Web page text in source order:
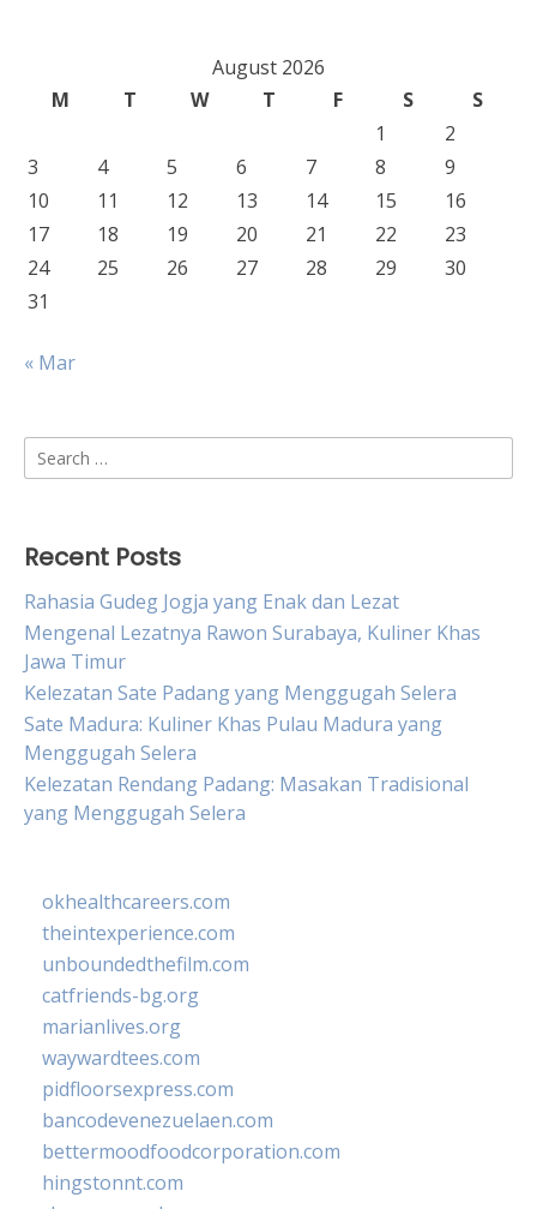
August 2026
M
T W T F S
S
1
2
3
4 5 6 7 8
9
10
11 12 13 14 15
16
17
18 19 20 21 22
23
24
25 26 27 28 29
30
31
« Mar
Search
for:
Recent Posts
Rahasia Gudeg Jogja yang Enak dan Lezat
Mengenal Lezatnya Rawon Surabaya, Kuliner Khas
Jawa Timur
Kelezatan Sate Padang yang Menggugah Selera
Sate Madura: Kuliner Khas Pulau Madura yang
Menggugah Selera
Kelezatan Rendang Padang: Masakan Tradisional
yang Menggugah Selera
okhealthcareers.com
theintexperience.com
unboundedthefilm.com
catfriends-bg.org
marianlives.org
waywardtees.com
pidfloorsexpress.com
bancodevenezuelaen.com
bettermoodfoodcorporation.com
hingstonnt.com